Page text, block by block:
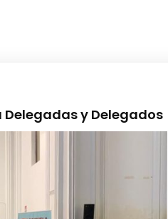
y Delegados